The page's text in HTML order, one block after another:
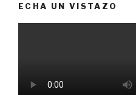
ECHA UN VISTAZO